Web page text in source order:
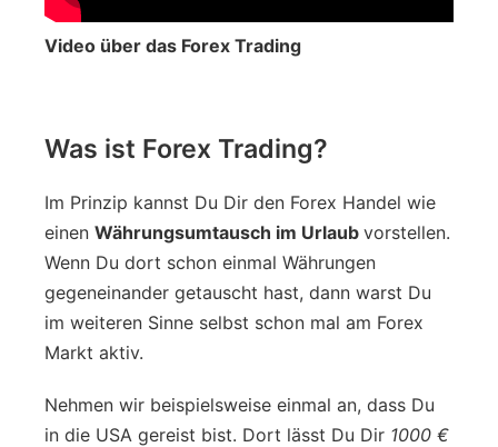
Video über das Forex Trading
Was ist Forex Trading?
Im Prinzip kannst Du Dir den Forex Handel wie
einen Währungsumtausch im Urlaub vorstellen.
Wenn Du dort schon einmal Währungen
gegeneinander getauscht hast, dann warst Du
im weiteren Sinne selbst schon mal am Forex
Markt aktiv.
Nehmen wir beispielsweise einmal an, dass Du
in die USA gereist bist. Dort lässt Du Dir 1000 €